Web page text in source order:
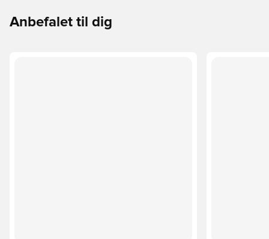
Anbefalet til dig